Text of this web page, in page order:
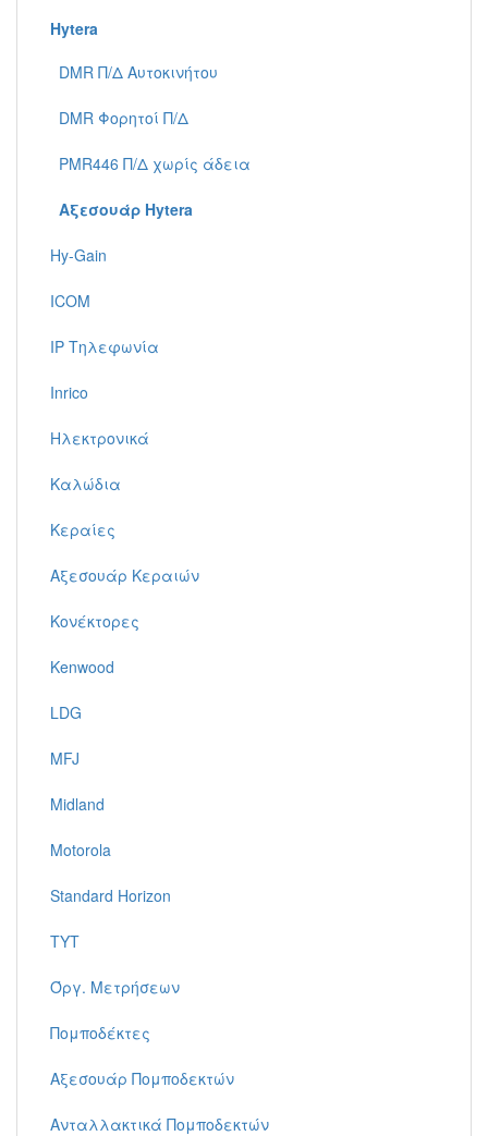
Hytera
DMR Π/Δ Αυτοκινήτου
DMR Φορητοί Π/Δ
PMR446 Π/Δ χωρίς άδεια
Αξεσουάρ Hytera
Hy-Gain
ICOM
IP Τηλεφωνία
Inrico
Ηλεκτρονικά
Καλώδια
Κεραίες
Αξεσουάρ Κεραιών
Κονέκτορες
Kenwood
LDG
MFJ
Midland
Motorola
Standard Horizon
TYT
Όργ. Μετρήσεων
Πομποδέκτες
Αξεσουάρ Πομποδεκτών
Ανταλλακτικά Πομποδεκτών